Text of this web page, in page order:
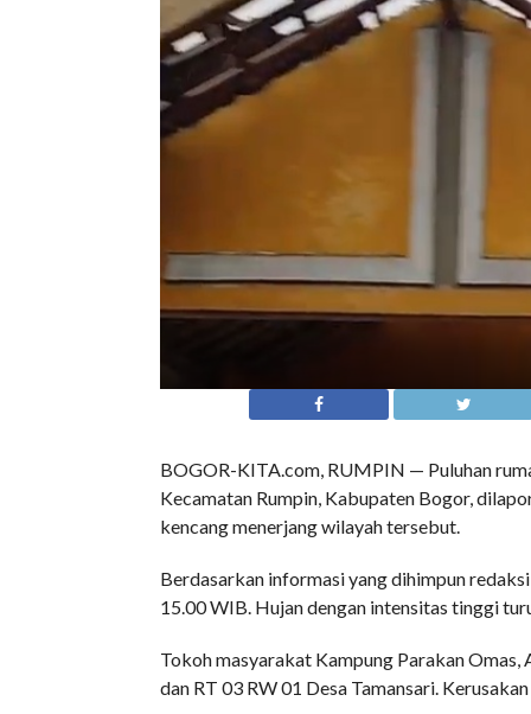
BOGOR-KITA.com, RUMPIN — Puluhan
Kecamatan Rumpin, Kabupaten Bogor,
kencang menerjang wilayah tersebut.
Berdasarkan informasi yang dihimpun
15.00 WIB. Hujan dengan intensitas tinggi
Tokoh masyarakat Kampung Parakan
dan RT 03 RW 01 Desa Tamansari.